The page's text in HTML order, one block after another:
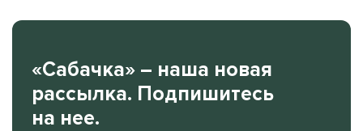
«Сабачка» – наша новая
рассылка. Подпишитесь
на нее.